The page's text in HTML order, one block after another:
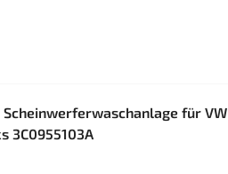
Scheinwerferwaschanlage für VW
3C0955103A